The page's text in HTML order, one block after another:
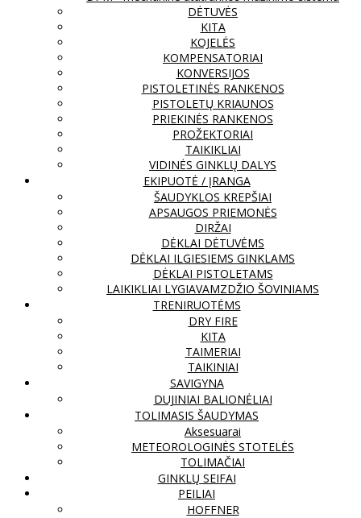
DĖTUVĖS
KITA
KOJELĖS
KOMPENSATORIAI
KONVERSIJOS
PISTOLETINĖS RANKENOS
PISTOLETŲ KRIAUNOS
PRIEKINĖS RANKENOS
PROŽEKTORIAI
TAIKIKLIAI
VIDINĖS GINKLŲ DALYS
EKIPUOTĖ / ĮRANGA
ŠAUDYKLOS KREPŠIAI
APSAUGOS PRIEMONĖS
DIRŽAI
DĖKLAI DĖTUVĖMS
DĖKLAI ILGIESIEMS GINKLAMS
DĖKLAI PISTOLETAMS
LAIKIKLIAI LYGIAVAMZDŽIO ŠOVINIAMS
TRENIRUOTĖMS
DRY FIRE
KITA
TAIMERIAI
TAIKINIAI
SAVIGYNA
DUJINIAI BALIONĖLIAI
TOLIMASIS ŠAUDYMAS
Aksesuarai
METEOROLOGINĖS STOTELĖS
TOLIMAČIAI
GINKLŲ SEIFAI
PEILIAI
HOFFNER